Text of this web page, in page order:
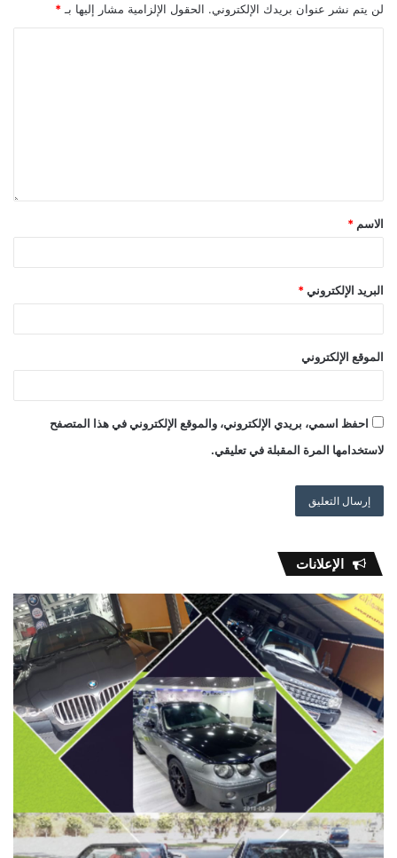
لن يتم نشر عنوان بريدك الإلكتروني. الحقول الإلزامية مشار إليها بـ *
الاسم *
البريد الإلكتروني *
الموقع الإلكتروني
احفظ اسمي، بريدي الإلكتروني، والموقع الإلكتروني في هذا المتصفح
لاستخدامها المرة المقبلة في تعليقي.
الإعلانات